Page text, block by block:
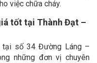
việc chữa cháy.
tốt tại Thành Đạt –
tại số 34 Đường Láng –
những đơn vị chuyên